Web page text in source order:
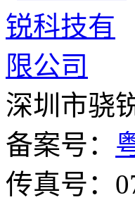
深圳市骁
备案号：
传真号：